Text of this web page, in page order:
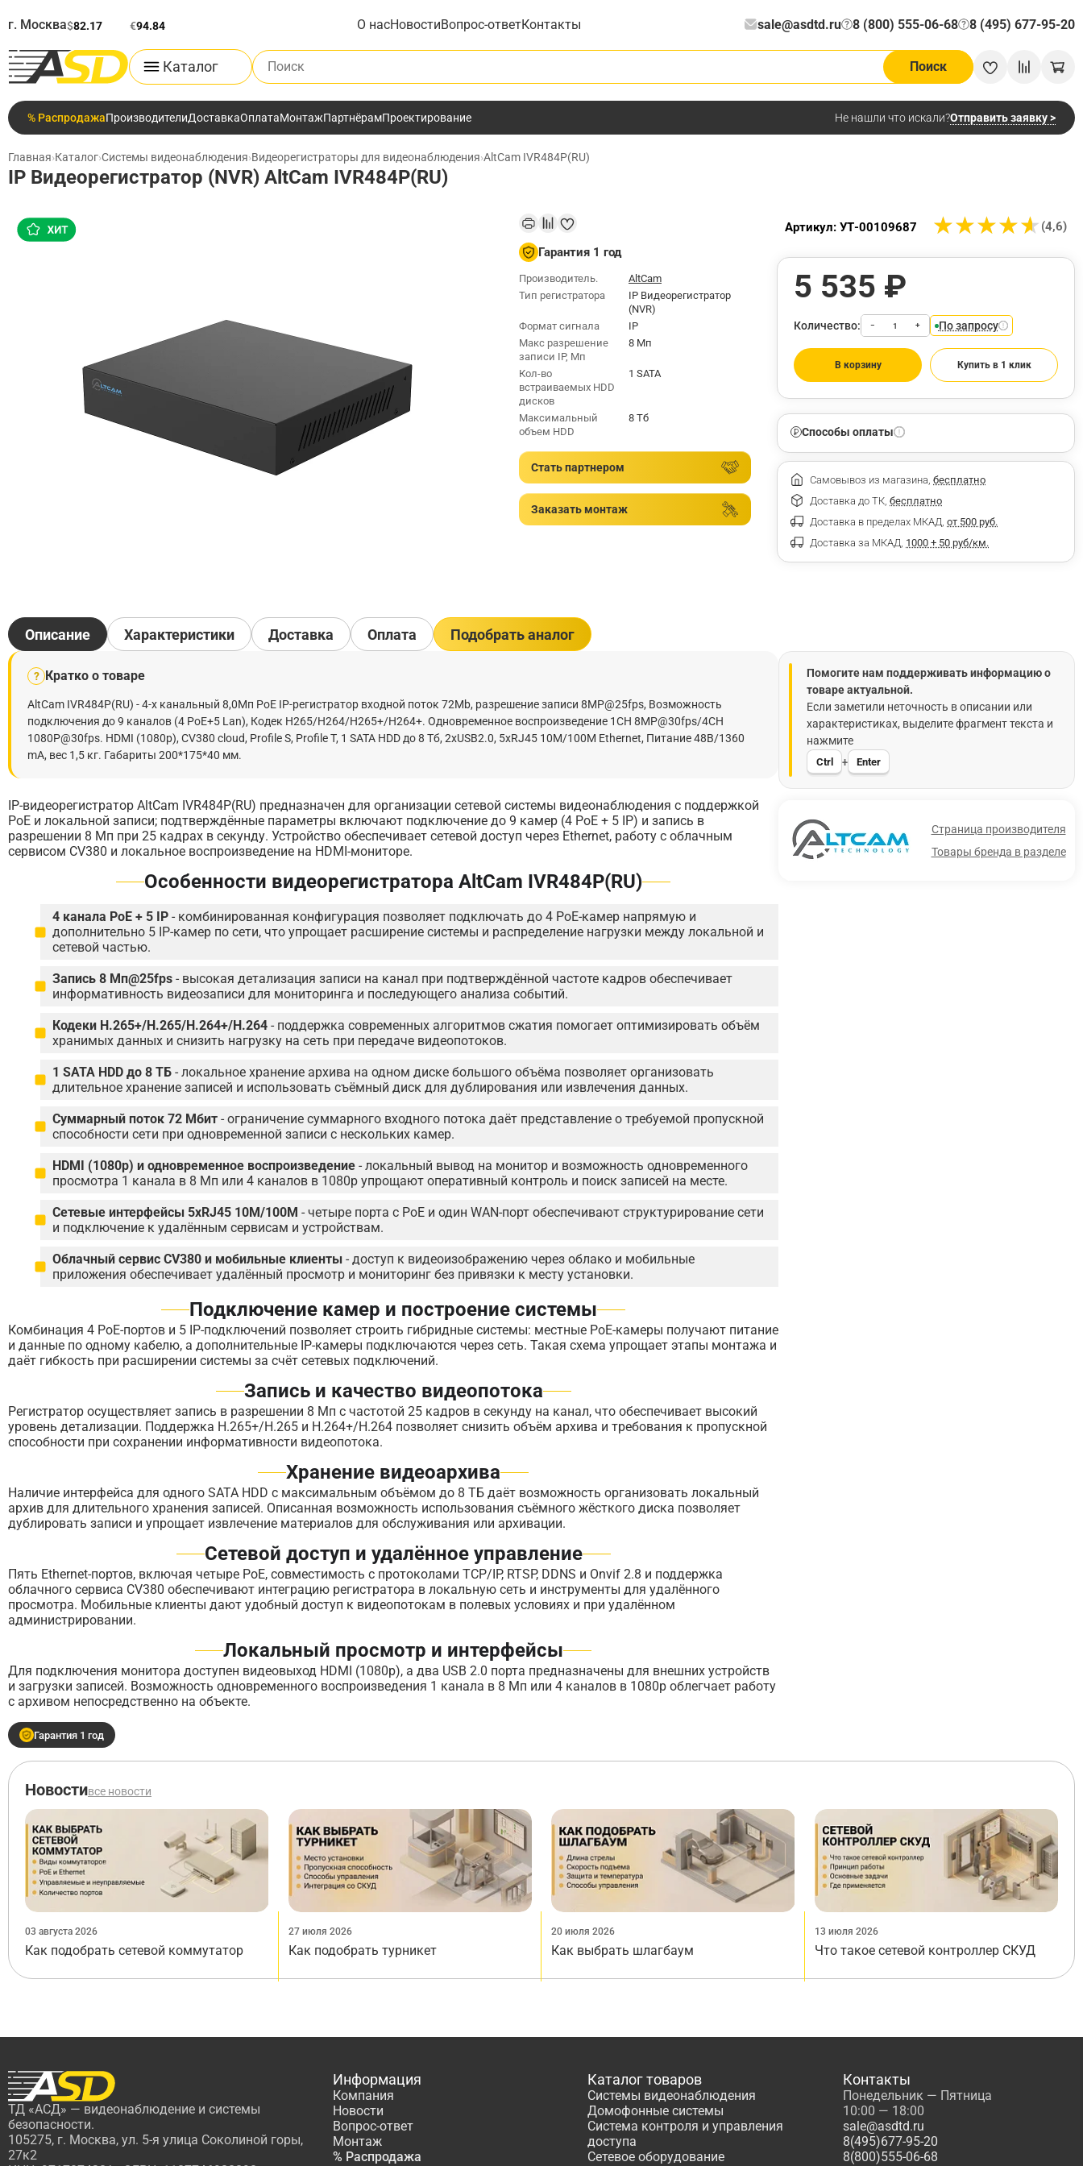
г. Москва$82.17 €94.84 О насНовостиВопрос-ответКонтакты sale@asdtd.ru 8 (800) 555-06-68
? 8 (495) 677-95-20
?
Каталог
Поиск по каталогу
Поиск
% РаспродажаПроизводителиДоставкаОплатаМонтажПартнёрамПроектирование Не нашли что искали?Отправить заявку >
Главная›Каталог›Системы видеонаблюдения›Видеорегистраторы для видеонаблюдения›AltCam IVR484P(RU)
IP Видеорегистратор (NVR) AltCam IVR484P(RU)
Гарантия 1 год
Производитель.
AltCam
Тип регистратора
IP Видеорегистратор
(NVR)
Формат сигнала
IP
Макс разрешение
записи IP, Мп
8 Мп
Кол-во
встраиваемых HDD
дисков
1 SATA
Максимальный
объем HDD
8 Тб
Стать партнером
Заказать монтаж
★★★★★
★★★★★ (4,6)
Артикул: УТ-00109687
5 535 ₽
Количество: − + По запросу
В корзину Купить в 1 клик
Способы оплаты
Самовывоз из магазина, бесплатно
Доставка до ТК, бесплатно
Доставка в пределах МКАД, от 500 руб.
Доставка за МКАД, 1000 + 50 руб/км.
Описание
? Кратко о товаре
AltCam IVR484P(RU) - 4-х канальный 8,0Мп PoE IP-регистратор входной поток 72Mb, разрешение записи 8MP@25fps, Возможность
подключения до 9 каналов (4 РоЕ+5 Lan), Кодек H265/H264/H265+/H264+. Одновременное воспроизведение 1CH 8MP@30fps/4CH
1080P@30fps. HDMI (1080р), CV380 cloud, Profile S, Profile T, 1 SATA HDD до 8 Тб, 2хUSB2.0, 5xRJ45 10M/100M Ethernet, Питание 48В/1360
mA, вес 1,5 кг. Габариты 200*175*40 мм.
IP-видеорегистратор AltCam IVR484P(RU) предназначен для организации сетевой системы видеонаблюдения с поддержкой
PoE и локальной записи; подтверждённые параметры включают подключение до 9 камер (4 PoE + 5 IP) и запись в
разрешении 8 Мп при 25 кадрах в секунду. Устройство обеспечивает сетевой доступ через Ethernet, работу с облачным
сервисом CV380 и локальное воспроизведение на HDMI-мониторе.
Особенности видеорегистратора AltCam IVR484P(RU)
4 канала PoE + 5 IP - комбинированная конфигурация позволяет подключать до 4 PoE-камер напрямую и
дополнительно 5 IP-камер по сети, что упрощает расширение системы и распределение нагрузки между локальной и
сетевой частью.
Запись 8 Мп@25fps - высокая детализация записи на канал при подтверждённой частоте кадров обеспечивает
информативность видеозаписи для мониторинга и последующего анализа событий.
Кодеки H.265+/H.265/H.264+/H.264 - поддержка современных алгоритмов сжатия помогает оптимизировать объём
хранимых данных и снизить нагрузку на сеть при передаче видеопотоков.
1 SATA HDD до 8 ТБ - локальное хранение архива на одном диске большого объёма позволяет организовать
длительное хранение записей и использовать съёмный диск для дублирования или извлечения данных.
Суммарный поток 72 Мбит - ограничение суммарного входного потока даёт представление о требуемой пропускной
способности сети при одновременной записи с нескольких камер.
HDMI (1080р) и одновременное воспроизведение - локальный вывод на монитор и возможность одновременного
просмотра 1 канала в 8 Мп или 4 каналов в 1080p упрощают оперативный контроль и поиск записей на месте.
Сетевые интерфейсы 5xRJ45 10M/100M - четыре порта с PoE и один WAN-порт обеспечивают структурирование сети
и подключение к удалённым сервисам и устройствам.
Облачный сервис CV380 и мобильные клиенты - доступ к видеоизображению через облако и мобильные
приложения обеспечивает удалённый просмотр и мониторинг без привязки к месту установки.
Подключение камер и построение системы
Комбинация 4 PoE-портов и 5 IP-подключений позволяет строить гибридные системы: местные PoE-камеры получают питание
и данные по одному кабелю, а дополнительные IP-камеры подключаются через сеть. Такая схема упрощает этапы монтажа и
даёт гибкость при расширении системы за счёт сетевых подключений.
Запись и качество видеопотока
Регистратор осуществляет запись в разрешении 8 Мп с частотой 25 кадров в секунду на канал, что обеспечивает высокий
уровень детализации. Поддержка H.265+/H.265 и H.264+/H.264 позволяет снизить объём архива и требования к пропускной
способности при сохранении информативности видеопотока.
Хранение видеоархива
Наличие интерфейса для одного SATA HDD с максимальным объёмом до 8 ТБ даёт возможность организовать локальный
архив для длительного хранения записей. Описанная возможность использования съёмного жёсткого диска позволяет
дублировать записи и упрощает извлечение материалов для обслуживания или архивации.
Сетевой доступ и удалённое управление
Пять Ethernet-портов, включая четыре PoE, совместимость с протоколами TCP/IP, RTSP, DDNS и Onvif 2.8 и поддержка
облачного сервиса CV380 обеспечивают интеграцию регистратора в локальную сеть и инструменты для удалённого
просмотра. Мобильные клиенты дают удобный доступ к видеопотокам в полевых условиях и при удалённом
администрировании.
Локальный просмотр и интерфейсы
Для подключения монитора доступен видеовыход HDMI (1080р), а два USB 2.0 порта предназначены для внешних устройств
и загрузки записей. Возможность одновременного воспроизведения 1 канала в 8 Мп или 4 каналов в 1080p облегчает работу
с архивом непосредственно на объекте.
Гарантия 1 год
Помогите нам поддерживать информацию о
товаре актуальной.
Если заметили неточность в описании или
характеристиках, выделите фрагмент текста и
нажмите
Ctrl + Enter
Страница производителя
Товары бренда в разделе
Характеристики Доставка Оплата Подобрать аналог
Новостивсе новости
03 августа 2026
Как подобрать сетевой коммутатор
27 июля 2026
Как подобрать турникет
20 июля 2026
Как выбрать шлагбаум
13 июля 2026
Что такое сетевой контроллер СКУД
ТД «АСД» — видеонаблюдение и системы
безопасности.
105275, г. Москва, ул. 5-я улица Соколиной горы,
27к2
Информация
Компания
Новости
Вопрос-ответ
Монтаж
% Распродажа
Каталог товаров
Системы видеонаблюдения
Домофонные системы
Система контроля и управления
доступа
Сетевое оборудование
Контакты
Понедельник — Пятница
10:00 — 18:00
sale@asdtd.ru
8(495)677-95-20
8(800)555-06-68